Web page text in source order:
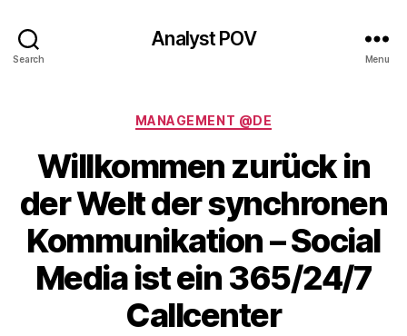
Search
Analyst POV
Menu
Categories
MANAGEMENT @DE
Willkommen zurück in
der Welt der synchronen
Kommunikation – Social
Media ist ein 365/24/7
Callcenter